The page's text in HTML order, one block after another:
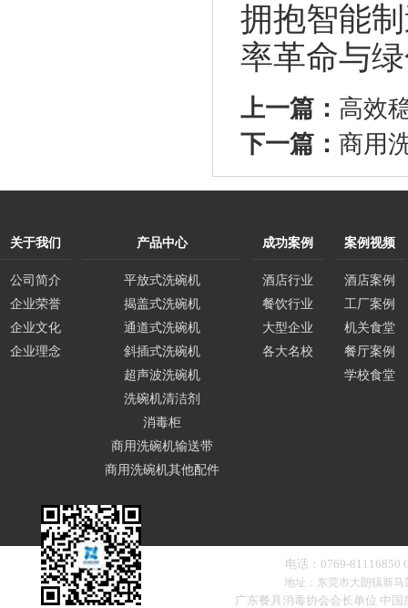
拥抱智能
率革命与
上一篇： 高效
下一篇： 商用
关于我们 产品中心 成功案例 案例视频
公司简介
企业荣誉
企业文化
企业理念
平放式洗碗机
揭盖式洗碗机
通道式洗碗机
斜插式洗碗机
超声波洗碗机
洗碗机清洁剂
消毒柜
商用洗碗机输送带
商用洗碗机其他配件
酒店行业
餐饮行业
大型企业
各大名校
酒店案例
工厂案例
机关食堂
餐厅案例
学校食堂
电话：0769-81116850
地址：东莞市大朗镇新
广东餐具消毒协会会长单位 中